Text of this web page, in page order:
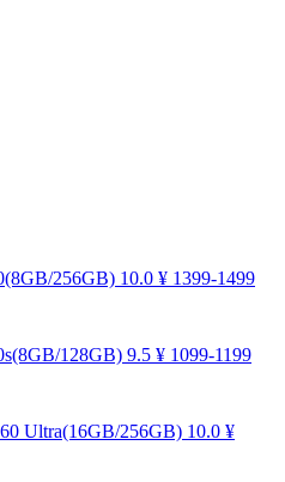
256GB) 10.0 ¥ 1399-1499
128GB) 9.5 ¥ 1099-1199
Ultra(16GB/256GB) 10.0 ¥